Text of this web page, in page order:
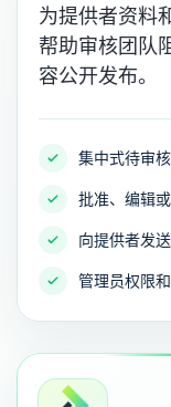
为提供者资料
帮助审核团队
容公开发布。
集中式待审
批准、编辑
向提供者发
管理员权限